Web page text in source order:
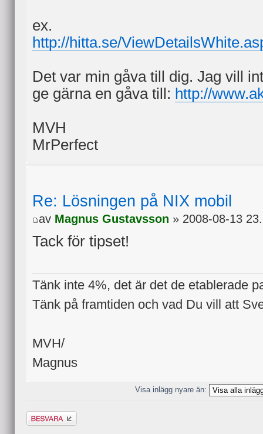
ex.
http://hitta.se/
Det var min gåva till dig. Jag vill
ge gärna en gåva till: http://
MVH
MrPerfect
Re: Lösningen på NIX mobil
av Magnus Gustavsson » 2008-08-13
Tack för tipset!
Tänk inte 4%, det är det de etablerade
Tänk på framtiden och vad Du vill att
MVH/
Magnus
Visa inlägg nyare än:
Besvara